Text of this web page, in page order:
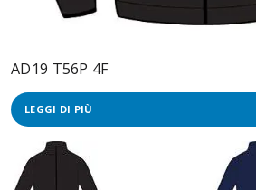
AD19 T56P 4F
LEGGI DI PIÙ